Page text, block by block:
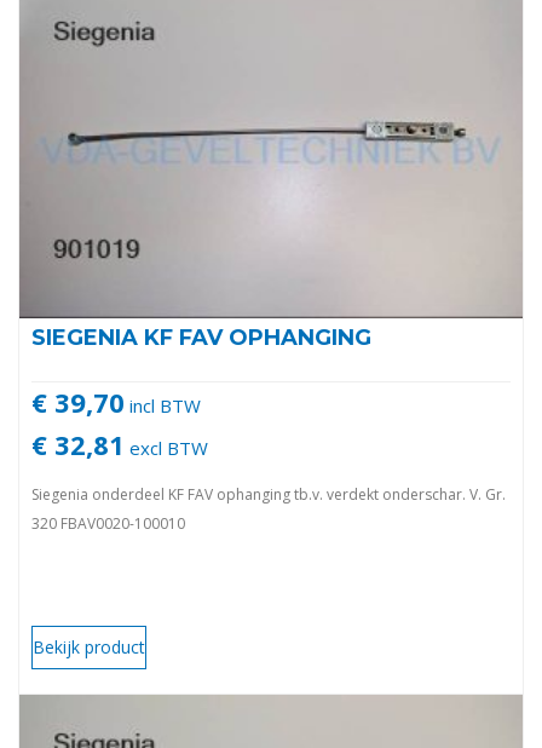
SIEGENIA KF FAV OPHANGING
€ 39,70 incl BTW
€ 32,81 excl BTW
Siegenia onderdeel KF FAV ophanging tb.v. verdekt onderschar. V. Gr.
320 FBAV0020-100010
Bekijk product